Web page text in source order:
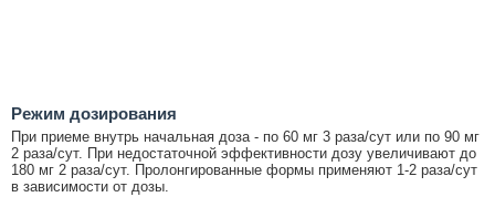
Режим дозирования
При приеме внутрь начальная доза - по 60 мг 3 раза/сут или по 90 мг
2 раза/сут. При недостаточной эффективности дозу увеличивают до
180 мг 2 раза/сут. Пролонгированные формы применяют 1-2 раза/сут
в зависимости от дозы.